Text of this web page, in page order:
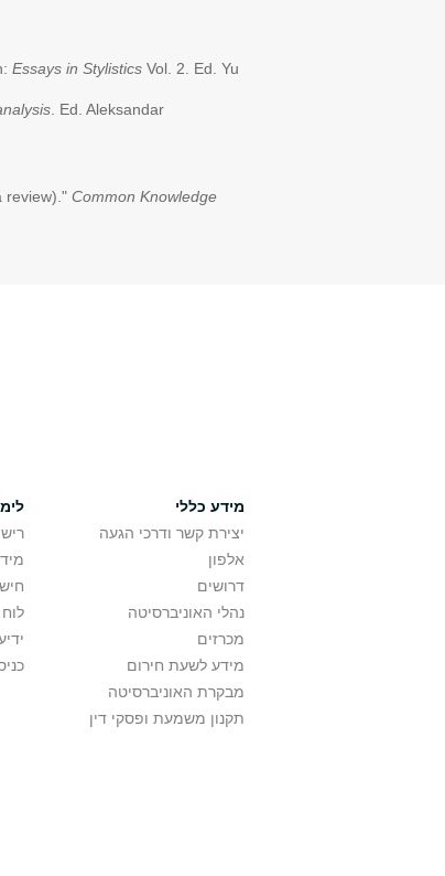
Essays in Stylistics Vol. 2. Ed. Yu
. Ed. Aleksandar
review)." Common Knowledge
מידע כללי
יצירת קשר ודרכי הגעה
אלפון
דרושים
נהלי האוניברסיטה
מכרזים
מידע לשעת חירום
מבקרת האוניברסיטה
תקנון משמעת ופסקי דין